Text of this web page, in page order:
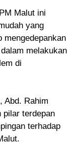
Malut ini
yang
mengedepankan
melakukan
di
Abd. Rahim
pilar terdepan
terhadap